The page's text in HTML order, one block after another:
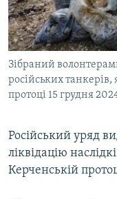
СВІДЧЕННЯ ОКУПАЦІЇ
УКРАЇНСЬКА
ІНФОГРАФІКА
Русский
Qırımtatar
ДОЛУЧАЙСЯ!
Усі сайти RFE/RL
Зібраний
російських танкерів,
протоці 15 грудня
Російський уряд
ліквідацію
Керченській